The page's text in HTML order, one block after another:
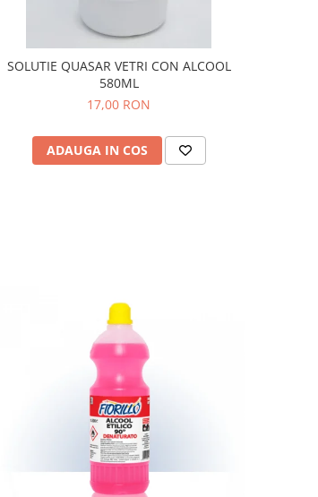
SOLUTIE QUASAR VETRI CON ALCOOL
580ML
17,00 RON
ADAUGA IN COS